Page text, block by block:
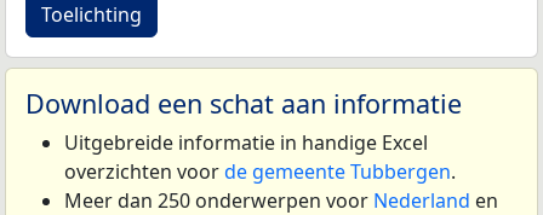
Toelichting
Download een schat aan informatie
Uitgebreide informatie in handige Excel
overzichten voorde gemeente Tubbergen.
Meer dan 250 onderwerpen voor Nederland en